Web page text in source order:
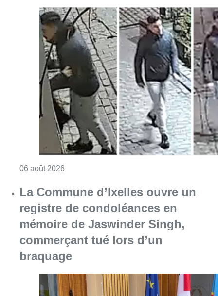
06 août 2026 Consulter l'article "La police lance un avis
La Commune d’Ixelles ouvre un
registre de condoléances en
mémoire de Jaswinder Singh,
commerçant tué lors d’un
braquage